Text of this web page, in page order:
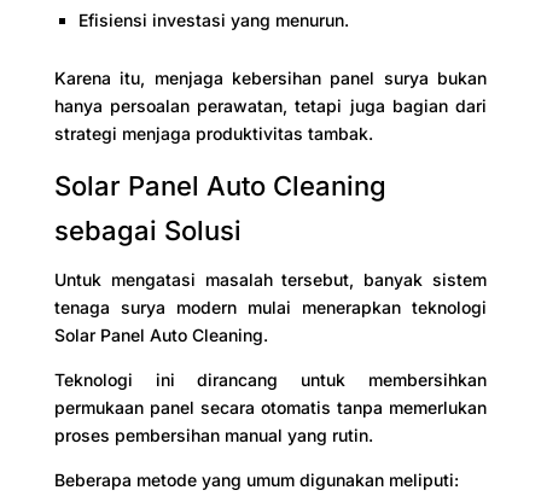
Efisiensi investasi yang menurun.
Karena itu, menjaga kebersihan panel surya bukan
hanya persoalan perawatan, tetapi juga bagian dari
strategi menjaga produktivitas tambak.
Solar Panel Auto Cleaning
sebagai Solusi
Untuk mengatasi masalah tersebut, banyak sistem
tenaga surya modern mulai menerapkan teknologi
Solar Panel Auto Cleaning.
Teknologi ini dirancang untuk membersihkan
permukaan panel secara otomatis tanpa memerlukan
proses pembersihan manual yang rutin.
Beberapa metode yang umum digunakan meliputi: